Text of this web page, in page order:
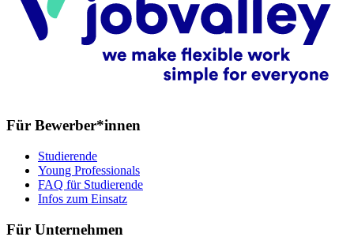
Für Bewerber*innen
Studierende
Young Professionals
FAQ für Studierende
Infos zum Einsatz
Für Unternehmen